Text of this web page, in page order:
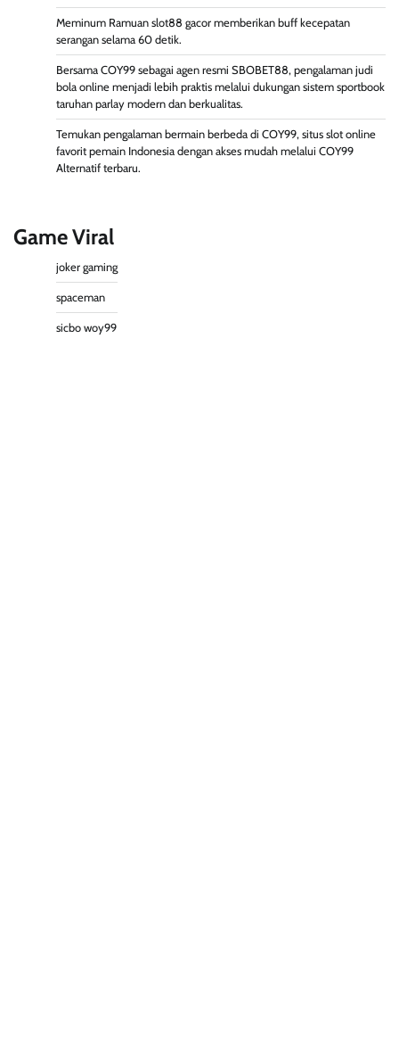
Meminum Ramuan slot88 gacor memberikan buff kecepatan
serangan selama 60 detik.
Bersama COY99 sebagai agen resmi SBOBET88, pengalaman judi
bola online menjadi lebih praktis melalui dukungan sistem sportbook
taruhan parlay modern dan berkualitas.
Temukan pengalaman bermain berbeda di COY99, situs slot online
favorit pemain Indonesia dengan akses mudah melalui COY99
Alternatif terbaru.
Game Viral
joker gaming
spaceman
sicbo woy99